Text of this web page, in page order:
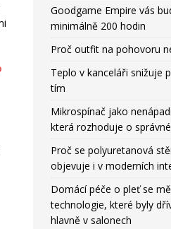
Goodgame Empire vás
minimálně 200 hodin
Proč outfit na pohovoru
Teplo v kanceláři snižuje
tím
Mikrospínač jako
která rozhoduje o
Proč se polyuretanová
objevuje i v moderních
Domácí péče o pleť se
technologie, které byly
hlavně v salonech